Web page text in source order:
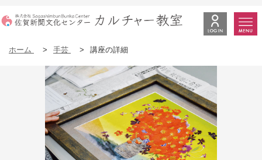
ホーム > 手芸 > 講座の詳細